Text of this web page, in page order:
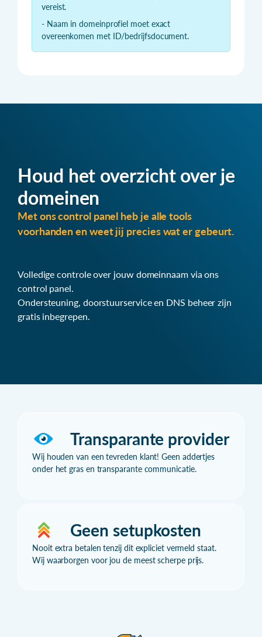
vereist.
- Naam in domeinprofiel moet exact
overeenkomen met ID/bedrijfsdocument.
Houd het overzicht over je
domeinen
Met ons control panel heb je alle tools
voorhanden en weet jij precies wat er gebeurt.
Volledige controle over jouw domeinnaam via ons
control panel.
Ondersteuning, doorstuurservice en DNS beheer zijn
gratis inbegrepen.
Transparante provider
Wij houden van een tevreden klant! Geen addertjes
onder het gras en transparante communicatie.
Geen setupkosten
Nooit extra betalen tenzij dit expliciet vermeld staat.
Wij waarborgen voor jou de meest scherpe prijs.